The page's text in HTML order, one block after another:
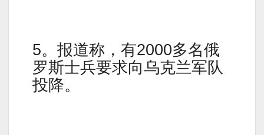
5。报道称，有2000多名俄
罗斯士兵要求向乌克兰军队
投降。